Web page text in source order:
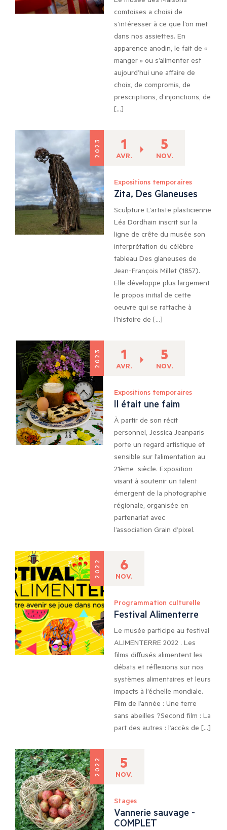
comtoises a choisi de
s’intéresser à ce que l’on met
dans nos assiettes. En
apparence anodin, le fait de «
manger » ou s’alimenter est
aujourd’hui une affaire de
choix, de compromis, de
prescriptions, d’injonctions, de
[…]
2023 1
AVR.
5
NOV.
Expositions temporaires
Zita, Des Glaneuses
Sculpture L’artiste plasticienne
Léa Dordhain inscrit sur la
ligne de crête du musée son
interprétation du célèbre
tableau Des glaneuses de
Jean-François Millet (1857).
Elle développe plus largement
le propos initial de cette
oeuvre qui se rattache à
l’histoire de […]
2023 1
AVR.
5
NOV.
Expositions temporaires
Il était une faim
À partir de son récit
personnel, Jessica Jeanparis
porte un regard artistique et
sensible sur l’alimentation au
21ème siècle. Exposition
visant à soutenir un talent
émergent de la photographie
régionale, organisée en
partenariat avec
l’association Grain d’pixel.
2022 6
NOV.
Programmation culturelle
Festival Alimenterre
Le musée participe au festival
ALIMENTERRE 2022 . Les
films diffusés alimentent les
débats et réflexions sur nos
systèmes alimentaires et leurs
impacts à l’échelle mondiale.
Film de l’année : Une terre
sans abeilles ?Second film : La
part des autres : l’accès de […]
2022 5
NOV.
Stages
Vannerie sauvage -
COMPLET